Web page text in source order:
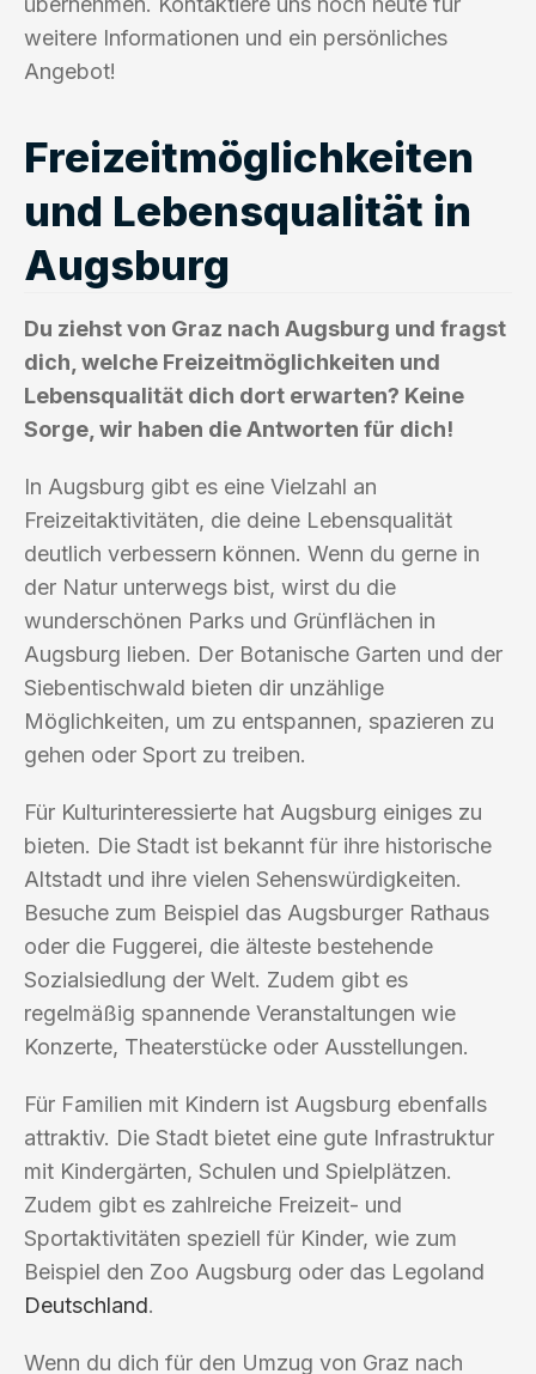
weitere Informationen und ein persönliches
Angebot!
Freizeitmöglichkeiten
und Lebensqualität in
Augsburg
Du ziehst von Graz nach Augsburg und fragst
dich, welche Freizeitmöglichkeiten und
Lebensqualität dich dort erwarten? Keine
Sorge, wir haben die Antworten für dich!
In Augsburg gibt es eine Vielzahl an
Freizeitaktivitäten, die deine Lebensqualität
deutlich verbessern können. Wenn du gerne in
der Natur unterwegs bist, wirst du die
wunderschönen Parks und Grünflächen in
Augsburg lieben. Der Botanische Garten und der
Siebentischwald bieten dir unzählige
Möglichkeiten, um zu entspannen, spazieren zu
gehen oder Sport zu treiben.
Für Kulturinteressierte hat Augsburg einiges zu
bieten. Die Stadt ist bekannt für ihre historische
Altstadt und ihre vielen Sehenswürdigkeiten.
Besuche zum Beispiel das Augsburger Rathaus
oder die Fuggerei, die älteste bestehende
Sozialsiedlung der Welt. Zudem gibt es
regelmäßig spannende Veranstaltungen wie
Konzerte, Theaterstücke oder Ausstellungen.
Für Familien mit Kindern ist Augsburg ebenfalls
attraktiv. Die Stadt bietet eine gute Infrastruktur
mit Kindergärten, Schulen und Spielplätzen.
Zudem gibt es zahlreiche Freizeit- und
Sportaktivitäten speziell für Kinder, wie zum
Beispiel den Zoo Augsburg oder das Legoland
Deutschland.
Wenn du dich für den Umzug von Graz nach